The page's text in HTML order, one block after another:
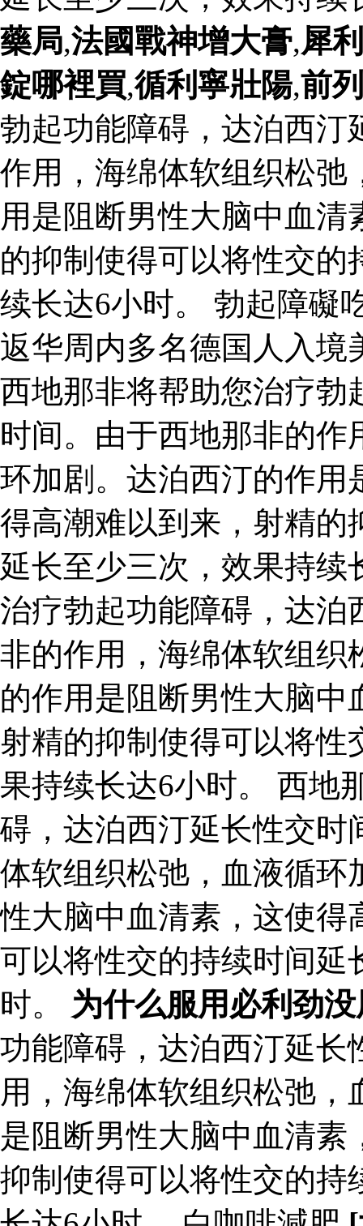
藥局,法國戰神增大膏,犀
錠哪裡買,循利寧壯陽,前
勃起功能障碍，达泊西汀
作用，海绵体软组织松弛
用是阻断男性大脑中血
的抑制使得可以将性交
续长达6小时。 勃起障礙
返华周内多名德国人入境
西地那非将帮助您治疗勃
时间。由于西地那非的
环加剧。达泊西汀的作用
得高潮难以到来，射精的
延长至少三次，效果持续
治疗勃起功能障碍，达泊
非的作用，海绵体软组织
的作用是阻断男性大脑
射精的抑制使得可以将性
果持续长达6小时。 西地
碍，达泊西汀延长性交时
体软组织松弛，血液循环
性大脑中血清素，这使得
可以将性交的持续时间延
时。 为什么服用必利劲没
功能障碍，达泊西汀延长
用，海绵体软组织松弛
是阻断男性大脑中血清
抑制使得可以将性交的持